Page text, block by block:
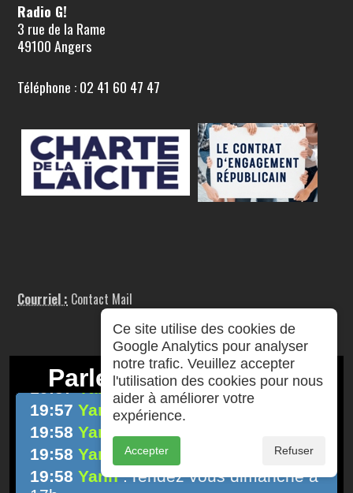
Radio G!
3 rue de la Rame
49100 Angers
Téléphone : 02 41 60 47 47
Courriel : Contact Mail
Ce site utilise des cookies de
Google Analytics pour analyser
notre trafic. Veuillez accepter
l'utilisation des cookies pour nous
aider à améliorer votre
expérience.
Accepter Refuser